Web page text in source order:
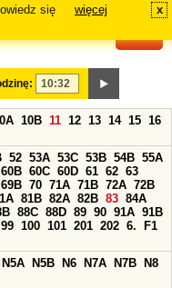
się
więcej x
10B 11 12 13 14 15 16
52 53A 53C 53B 54B 55A
60B 60C 60D 61 62 63
69B 70 71A 71B 72A 72B
81B 82A 82B 83 84A
88C 88D 89 90 91A 91B
99 100 101 201 202 6.
F1
N5A N5B N6 N7A N7B
N8